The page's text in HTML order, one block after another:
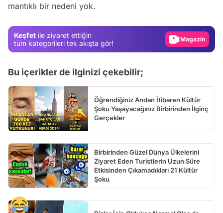
mantıklı bir nedeni yok.
Keşfet ile ziyaret ettiğin
tüm kategorileri tek akışta gör!
Magazin
Bu içerikler de ilginizi çekebilir;
Öğrendiğiniz Andan İtibaren Kültür
Şoku Yaşayacağınız Birbirinden İlginç
Gerçekler
Birbirinden Güzel Dünya Ülkelerini
Ziyaret Eden Turistlerin Uzun Süre
Etkisinden Çıkamadıkları 21 Kültür
Şoku